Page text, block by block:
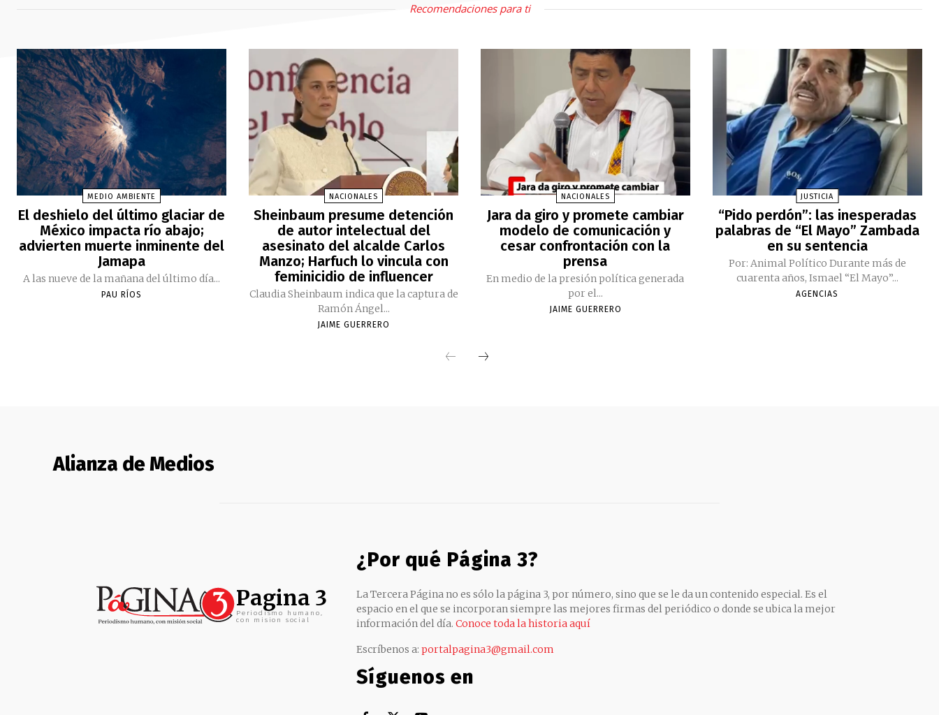
Recomendaciones para ti
MEDIO AMBIENTE
El deshielo del último glaciar de
México impacta río abajo;
advierten muerte inminente del
Jamapa
A las nueve de la mañana del último día...
PAU RÍOS
NACIONALES
Sheinbaum presume detención
de autor intelectual del
asesinato del alcalde Carlos
Manzo; Harfuch lo vincula con
feminicidio de influencer
Claudia Sheinbaum indica que la captura de
Ramón Ángel...
JAIME GUERRERO
NACIONALES
Jara da giro y promete cambiar
modelo de comunicación y
cesar confrontación con la
prensa
En medio de la presión política generada
por el...
JAIME GUERRERO
JUSTICIA
“Pido perdón”: las inesperadas
palabras de “El Mayo” Zambada
en su sentencia
Por: Animal Político Durante más de
cuarenta años, Ismael “El Mayo”...
AGENCIAS
Alianza de Medios
Pagina 3
Periodismo humano,
con mision social
¿Por qué Página 3?
La Tercera Página no es sólo la página 3, por número, sino que se le da un contenido especial. Es el
espacio en el que se incorporan siempre las mejores firmas del periódico o donde se ubica la mejor
información del día. Conoce toda la historia aquí
Escríbenos a: portalpagina3@gmail.com
Síguenos en